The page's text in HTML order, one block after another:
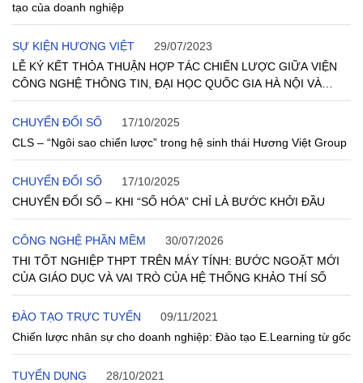
tạo của doanh nghiệp
SỰ KIỆN HƯƠNG VIỆT
29/07/2023
LỄ KÝ KẾT THỎA THUẬN HỢP TÁC CHIẾN LƯỢC GIỮA VIỆN
CÔNG NGHỆ THÔNG TIN, ĐẠI HỌC QUỐC GIA HÀ NỘI VÀ
HƯƠNG VIỆT GROUP
CHUYỂN ĐỔI SỐ
17/10/2025
CLS – “Ngôi sao chiến lược” trong hệ sinh thái Hương Việt Group
CHUYỂN ĐỔI SỐ
17/10/2025
CHUYỂN ĐỔI SỐ – KHI “SỐ HÓA” CHỈ LÀ BƯỚC KHỞI ĐẦU
CÔNG NGHỆ PHẦN MỀM
30/07/2026
THI TỐT NGHIỆP THPT TRÊN MÁY TÍNH: BƯỚC NGOẶT MỚI
CỦA GIÁO DỤC VÀ VAI TRÒ CỦA HỆ THỐNG KHẢO THÍ SỐ
ĐÀO TẠO TRỰC TUYẾN
09/11/2021
Chiến lược nhân sự cho doanh nghiệp: Đào tạo E.Learning từ gốc
TUYỂN DỤNG
28/10/2021